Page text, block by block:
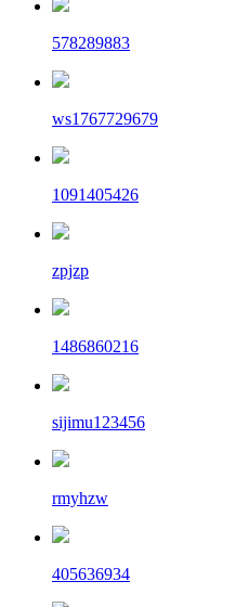
578289883
ws1767729679
1091405426
zpjzp
1486860216
sijimu123456
rmyhzw
405636934